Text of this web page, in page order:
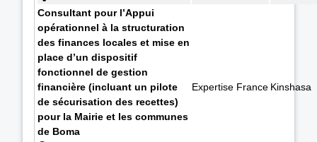
Consultant pour l’Appui
opérationnel à la structuration
des finances locales et mise en
place d’un dispositif
fonctionnel de gestion
financière (incluant un pilote
de sécurisation des recettes)
pour la Mairie et les communes
de Boma
Expertise France Kinshasa